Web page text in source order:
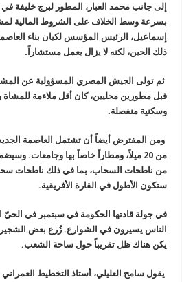
إلى جانب محمد العبار، المطور لبرج خليفة
بسرعة وسط الخلاف على الشروط المالية
إسماعيل، الرئيس المؤسس لكيان بناء
ذلك الحين، لكنه لا يزال يعمل مستشاراً.
ثم تولى الجيش المصري المسؤولية عن
قبل مطورين محليين، كان أقل ملاءمة للمشاة
وسكنية منفصلة.
ومن المفترض أيضاً أن تشتمل العاصمة
من 20 ميلاً، ومطاراً خاصاً بها وجامعات.
ستكون الأطول في القارة الأفريقية.
في جولة قادتها الحكومة في سبتمبر في
الناس يسيرون في الشوارع. زُرع بعض
يكن هناك ظل تقريباً حول ساحة الشعب.
يقول سامح العليلي، أستاذ التخطيط